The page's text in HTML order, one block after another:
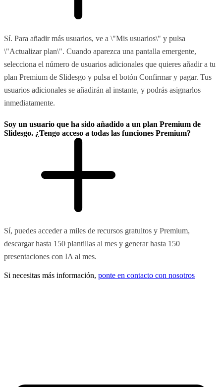
Sí. Para añadir más usuarios, ve a \"Mis usuarios\" y pulsa
\"Actualizar plan\". Cuando aparezca una pantalla emergente,
selecciona el número de usuarios adicionales que quieres añadir a tu
plan Premium de Slidesgo y pulsa el botón Confirmar y pagar. Tus
usuarios adicionales se añadirán al instante, y podrás asignarlos
inmediatamente.
Soy un usuario que ha sido añadido a un plan Premium de
Slidesgo. ¿Tengo acceso a todas las funciones Premium?
Sí, puedes acceder a miles de recursos gratuitos y Premium,
descargar hasta 150 plantillas al mes y generar hasta 150
presentaciones con IA al mes.
Si necesitas más información, ponte en contacto con nosotros